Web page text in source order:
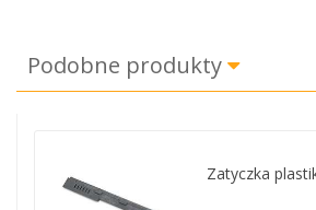
Podobne produkty
Zatyczka